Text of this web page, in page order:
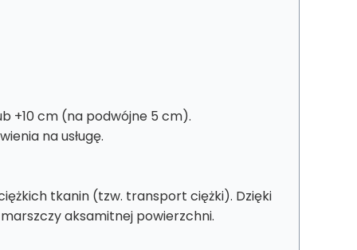
+10 cm (na podwójne 5 cm).
na usługę.
tkanin (tzw. transport ciężki). Dzięki
aksamitnej powierzchni.